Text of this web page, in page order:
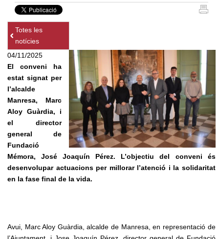
Totes les
notícies
04/11/2025
El conveni ha
estat signat per
l’alcalde
Manresa, Marc
Aloy Guàrdia, i
el director
general de
Fundació
Mémora, José Joaquín Pérez. L’objectiu del conveni és
desenvolupar actuacions per millorar l’atenció i la solidaritat
en la fase final de la vida.
Avui, Marc Aloy Guàrdia, alcalde de Manresa, en representació de